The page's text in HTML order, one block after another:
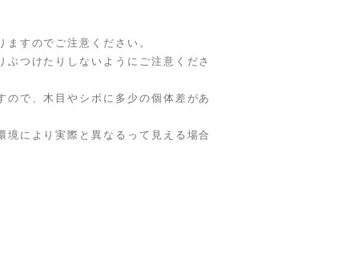
ますのでご注意ください。
ぶつけたりしないようにご注意くださ
ので、木目やシボに多少の個体差があ
境により実際と異なるって見える場合